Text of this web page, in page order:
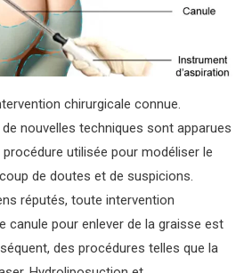
chirurgicale connue.
nouvelles techniques sont apparues
procédure utilisée pour modéliser le
de doutes et de suspicions.
réputés, toute intervention
canule pour enlever de la graisse est
des procédures telles que la